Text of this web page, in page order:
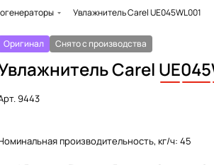
Увлажнитель Carel UE045WL001
Оригинал Снято с производства
Carel UE045
9443
производительность, кг/ч:45